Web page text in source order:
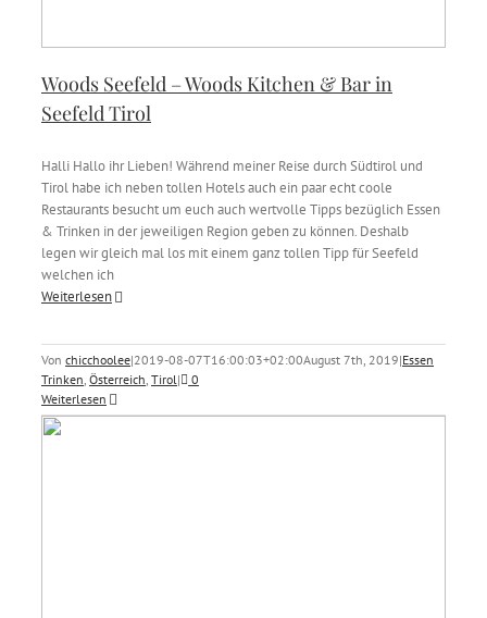
Woods Seefeld – Woods Kitchen & Bar in
Seefeld Tirol
Halli Hallo ihr Lieben! Während meiner Reise durch Südtirol und
Tirol habe ich neben tollen Hotels auch ein paar echt coole
Restaurants besucht um euch auch wertvolle Tipps bezüglich Essen
& Trinken in der jeweiligen Region geben zu können. Deshalb
legen wir gleich mal los mit einem ganz tollen Tipp für Seefeld
welchen ich
Weiterlesen
Von chicchoolee|2019-08-07T16:00:03+02:00August 7th, 2019|Essen
Trinken, Österreich, Tirol|
0
Weiterlesen